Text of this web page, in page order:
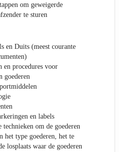
om geweigerde
te sturen
en Duits (meest courante
en procedures voor
goederen
en labels
om de goederen
het type goederen, het te
losplaats waar de goederen